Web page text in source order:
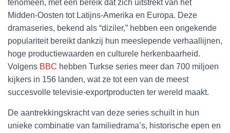
fenomeen, met een bereik dat zich uitstrekt van het
Midden-Oosten tot Latijns-Amerika en Europa. Deze
dramaseries, bekend als “diziler,” hebben een ongekende
populariteit bereikt dankzij hun meeslepende verhaallijnen,
hoge productiewaarden en culturele herkenbaarheid.
Volgens BBC hebben Turkse series meer dan 700 miljoen
kijkers in 156 landen, wat ze tot een van de meest
succesvolle televisie-exportproducten ter wereld maakt.
De aantrekkingskracht van deze series schuilt in hun
unieke combinatie van familiedrama’s, historische epen en